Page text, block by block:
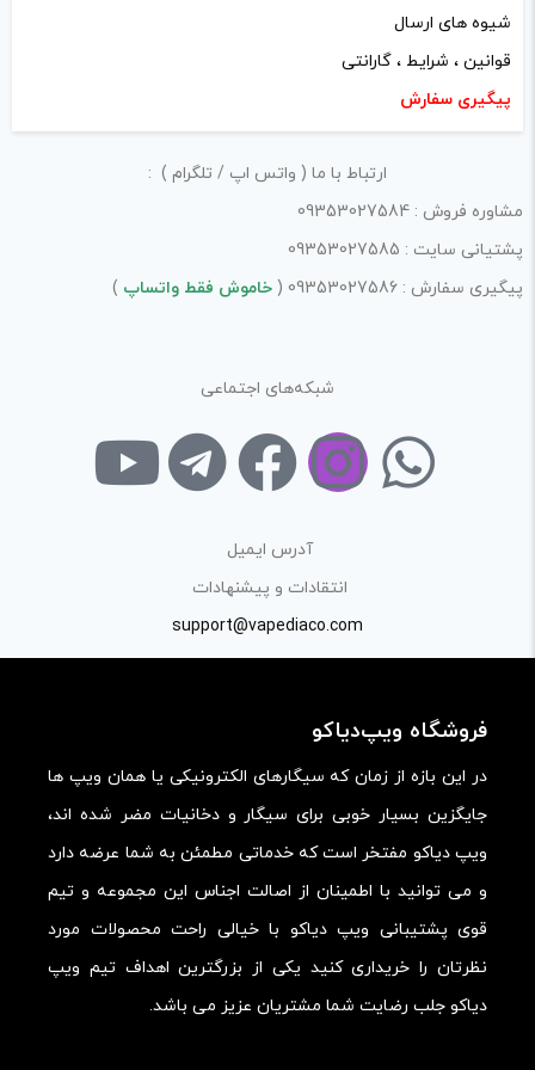
کیفیت ساخت:
کارایی:
ارزش خرید در برابر قیمت:
شیوه های ارسال
قوانین ، شرایط ، گارانتی
پیگیری سفارش
ارتباط با ما ( واتس اپ / تلگرام ) :
مشاوره فروش : 09353027584
پشتیانی سایت : 09353027585
پیگیری سفارش : 09353027586 (
خاموش فقط واتساپ )
شبکه‌های اجتماعی
آدرس ایمیل
انتقادات و پیشنهادات
support@vapediaco.com
فروشگاه ویپ‌دیاکو
در این بازه از زمان که سیگارهای الکترونیکی یا همان ویپ ها
جایگزین بسیار خوبی برای سیگار و دخانیات مضر شده اند،
ویپ دیاکو مفتخر است که خدماتی مطمئن به شما عرضه دارد
و می توانید با اطمینان از اصالت اجناس این مجموعه و تیم
قوی پشتیبانی ویپ دیاکو با خیالی راحت محصولات مورد
نظرتان را خریداری کنید یکی از بزرگترین اهداف تیم ویپ
دیاکو جلب رضایت شما مشتریان عزیز می باشد.